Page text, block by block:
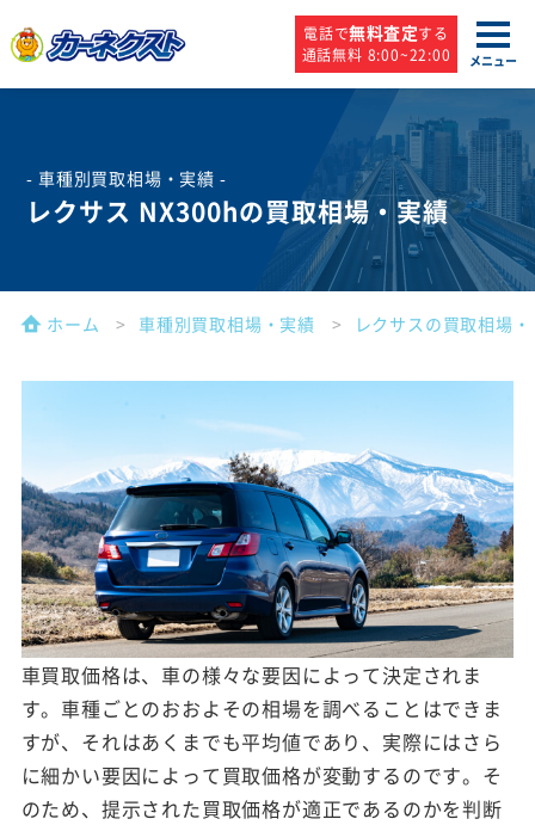
電話で無料査定する
通話無料 8:00~22:00
メニュー
- 車種別買取相場・実績 -
レクサス NX300hの買取相場・実績
ホーム 車種別買取相場・実績 レクサスの買取相場
車買取価格は、車の様々な要因によって決定されま
す。車種ごとのおおよその相場を調べることはできま
すが、それはあくまでも平均値であり、実際にはさら
に細かい要因によって買取価格が変動するのです。そ
のため、提示された買取価格が適正であるのかを判断